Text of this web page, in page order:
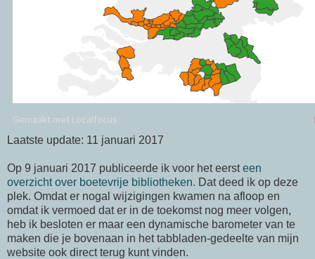
Laatste update: 11 januari 2017
Op 9 januari 2017 publiceerde ik voor het eersteen
overzicht over boetevrije bibliotheken. Dat deed ik op deze
plek. Omdat er nogal wijzigingen kwamen na afloop en
omdat ik vermoed dat er in de toekomst nog meer volgen,
heb ik besloten er maar een dynamische barometer van te
maken die je bovenaan in het tabbladen-gedeelte van mijn
website ook direct terug kunt vinden.